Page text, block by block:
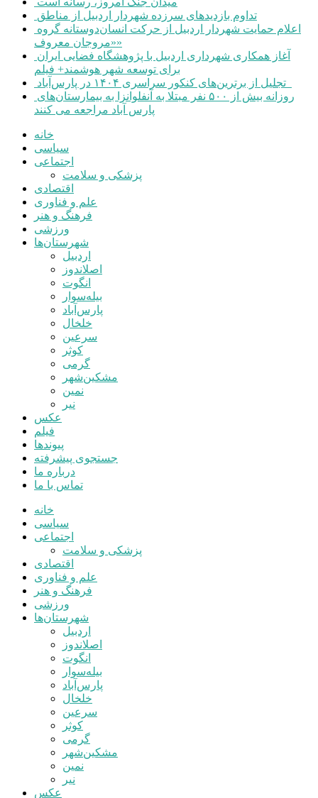
تداوم بازدیدهای سرزده شهردار اردبیل از مناطق
«مروجان معروف»
برای توسعه شهر هوشمند+ فیلم
پارس آباد مراجعه می کنند
خانه
سیاسی
اجتماعی
پزشکی و سلامت
اقتصادی
علم و فناوری
فرهنگ و هنر
ورزشی
شهرستان‌ها
اردبیل
اصلاندوز
انگوت
بیله‌سوار
پارس‌آباد
خلخال
سرعین
کوثر
گرمی
مشکین‌شهر
نمین
نیر
عکس
فیلم
پیوندها
جستجوی پیشرفته
درباره ما
تماس با ما
خانه
سیاسی
اجتماعی
پزشکی و سلامت
اقتصادی
علم و فناوری
فرهنگ و هنر
ورزشی
شهرستان‌ها
اردبیل
اصلاندوز
انگوت
بیله‌سوار
پارس‌آباد
خلخال
سرعین
کوثر
گرمی
مشکین‌شهر
نمین
نیر
عکس